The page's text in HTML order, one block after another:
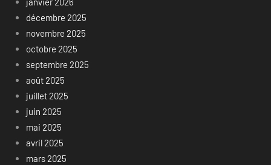
décembre 2025
novembre 2025
octobre 2025
septembre 2025
août 2025
juillet 2025
juin 2025
mai 2025
avril 2025
mars 2025